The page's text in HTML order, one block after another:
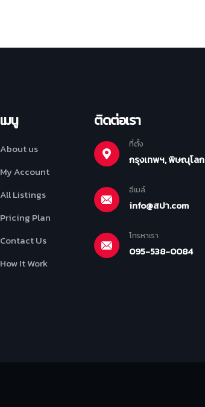
เมนู
About us
My Account
All Listings
Pricing Plan
Contact Us
How It Work
ติดต่อเรา
ที่ตั้ง
กรุงเทพฯ, พิษณุโลก
อีเมล์
info@สปา.com
โทรหาเรา
095-538-0084